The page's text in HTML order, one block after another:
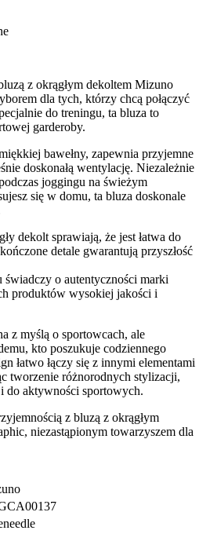
z okrągłym dekoltem Mizuno
dla tych, którzy chcą połączyć
do treningu, ta bluza to
garderoby.
bawełny, zapewnia przyjemne
doskonałą wentylację. Niezależnie
joggingu na świeżym
się w domu, ta bluza doskonale
dekolt sprawiają, że jest łatwa do
detale gwarantują przyszłość
świadczy o autentyczności marki
produktów wysokiej jakości i
z myślą o sportowcach, ale
kto poszukuje codziennego
łatwo łączy się z innymi elementami
tworzenie różnorodnych stylizacji,
do aktywności sportowych.
z bluzą z okrągłym
niezastąpionym towarzyszem dla